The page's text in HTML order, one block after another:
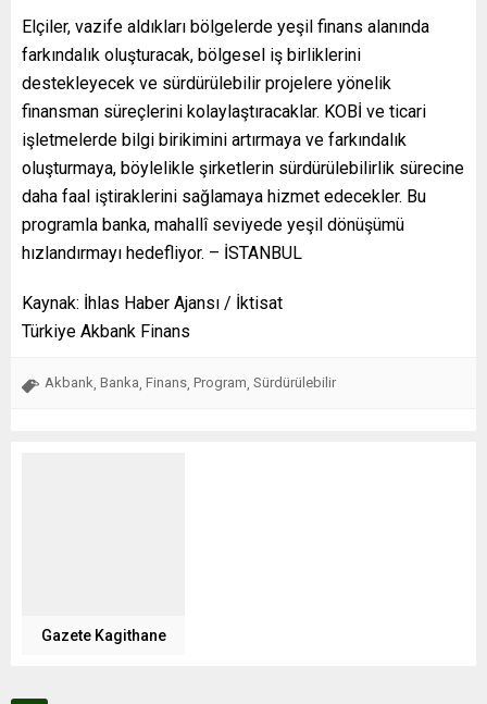
Elçiler, vazife aldıkları bölgelerde yeşil finans alanında
farkındalık oluşturacak, bölgesel iş birliklerini
destekleyecek ve sürdürülebilir projelere yönelik
finansman süreçlerini kolaylaştıracaklar. KOBİ ve ticari
işletmelerde bilgi birikimini artırmaya ve farkındalık
oluşturmaya, böylelikle şirketlerin sürdürülebilirlik sürecine
daha faal iştiraklerini sağlamaya hizmet edecekler. Bu
programla banka, mahallî seviyede yeşil dönüşümü
hızlandırmayı hedefliyor. – İSTANBUL
Kaynak: İhlas Haber Ajansı / İktisat
Türkiye Akbank Finans
Akbank, Banka, Finans, Program, Sürdürülebilir
Gazete Kagithane